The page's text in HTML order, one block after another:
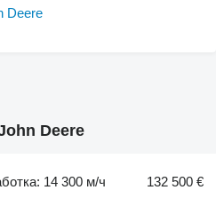
Deere
Deere
14 300 м/ч 132 500 €